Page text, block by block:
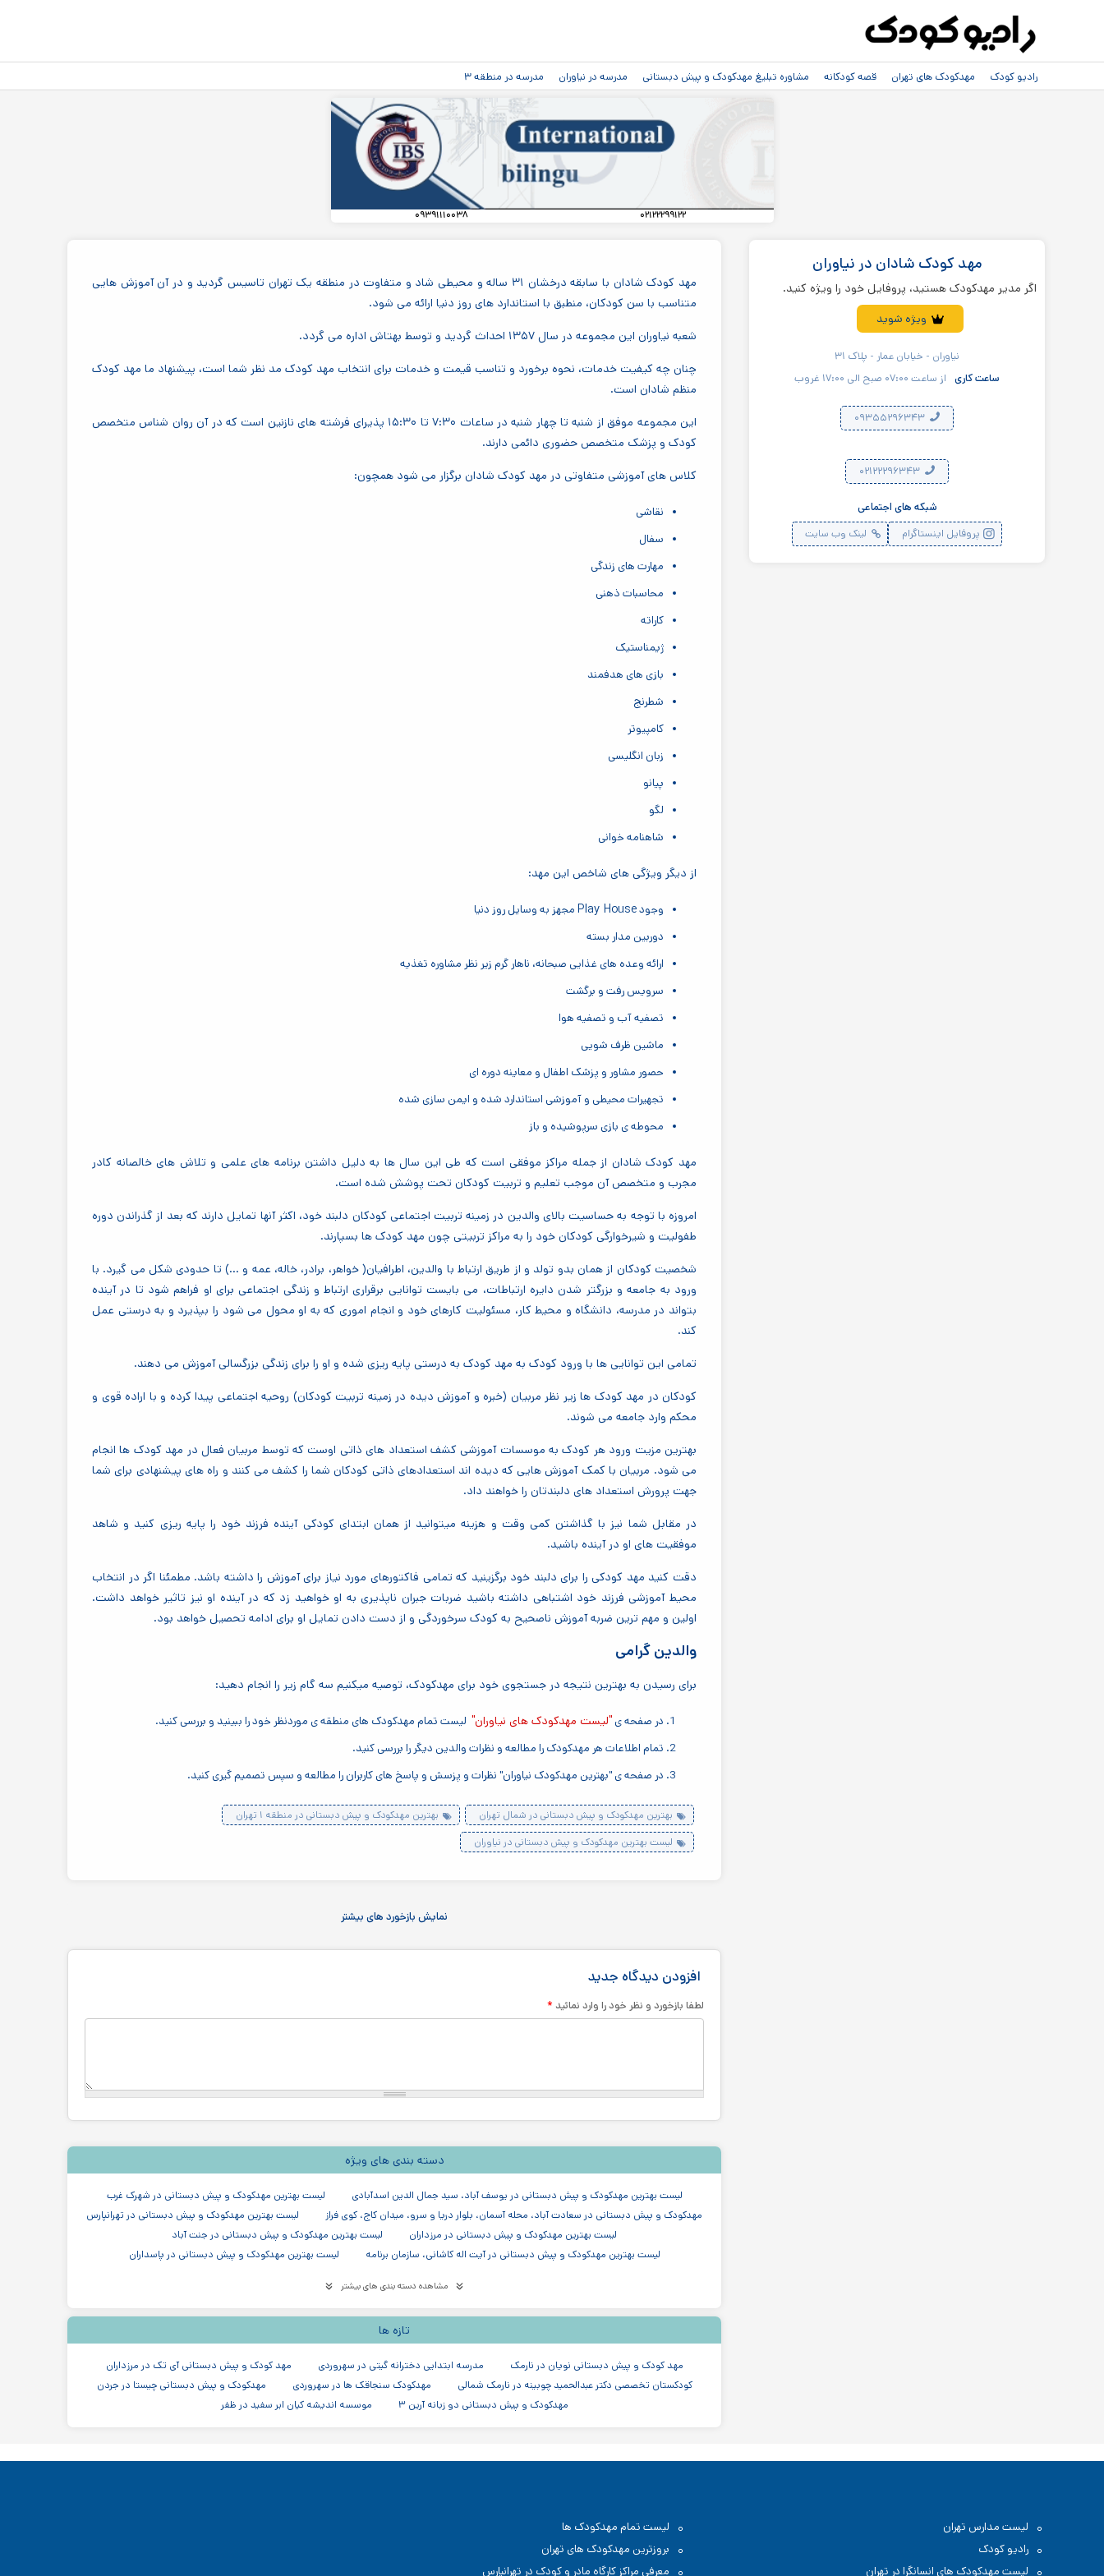
رادیو کودک مهدکودک های تهران قصه کودکانه مشاوره تبلیغ مهدکودک و پیش دبستانی مدرسه در نیاوران مدرسه در منطقه ۳
۰۲۱۲۲۲۹۹۱۲۲ ۰۹۳۹۱۱۱۰۰۳۸
مهد کودک شادان در نیاوران
اگر مدیر مهدکودک هستید، پروفایل خود را ویژه کنید.
ویژه شوید
نیاوران - خیابان عمار - پلاک ۳۱
ساعت کاری
از ساعت ۰۷:۰۰ صبح الی ۱۷:۰۰ غروب
شبکه های اجتماعی
پروفایل اینستاگرام لینک وب سایت
مهد کودک شادان با سابقه درخشان ۳۱ ساله و محیطی شاد و متفاوت در منطقه یک تهران تاسیس گردید و در آن آموزش هایی
متناسب با سن کودکان، منطبق با استاندارد های روز دنیا ارائه می شود.
شعبه نیاوران این مجموعه در سال ۱۳۵۷ احداث گردید و توسط بهتاش اداره می گردد.
چنان چه کیفیت خدمات، نحوه برخورد و تناسب قیمت و خدمات برای انتخاب مهد کودک مد نظر شما است، پیشنهاد ما مهد کودک
منظم شادان است.
این مجموعه موفق از شنبه تا چهار شنبه در ساعات ۷:۳۰ تا ۱۵:۳۰ پذیرای فرشته های نازنین است که در آن روان شناس متخصص
کودک و پزشک متخصص حضوری دائمی دارند.
کلاس های آموزشی متفاوتی در مهد کودک شادان برگزار می شود همچون:
نقاشی
سفال
مهارت های زندگی
محاسبات ذهنی
کاراته
ژیمناستیک
بازی های هدفمند
شطرنج
کامپیوتر
زبان انگلیسی
پیانو
لگو
شاهنامه خوانی
از دیگر ویژگی های شاخص این مهد:
وجودPlay House مجهز به وسایل روز دنیا
دوربین مدار بسته
ارائه وعده های غذایی صبحانه، ناهار گرم زیر نظر مشاوره تغذیه
سرویس رفت و برگشت
تصفیه آب و تصفیه هوا
ماشین ظرف شویی
حصور مشاور و پزشک اطفال و معاینه دوره ای
تجهیرات محیطی و آموزشی استاندارد شده و ایمن سازی شده
محوطه ی بازی سرپوشیده و باز
مهد کودک شادان از جمله مراکز موفقی است که طی این سال ها به دلیل داشتن برنامه های علمی و تلاش های خالصانه کادر
مجرب و متخصص آن موجب تعلیم و تربیت کودکان تحت پوشش شده است.
امروزه با توجه به حساسیت بالای والدین در زمینه تربیت اجتماعی کودکان دلبند خود، اکثر آنها تمایل دارند که بعد از گذراندن دوره
طفولیت و شیرخوارگی کودکان خود را به مراکز تربیتی چون مهد کودک ها بسپارند.
شخصیت کودکان از همان بدو تولد و از طریق ارتباط با والدین، اطرافیان( خواهر، برادر، خاله، عمه و ...) تا حدودی شکل می گیرد. با
ورود به جامعه و بزرگتر شدن دایره ارتباطات، می بایست توانایی برقراری ارتباط و زندگی اجتماعی برای او فراهم شود تا در آینده
بتواند در مدرسه، دانشگاه و محیط کار، مسئولیت کارهای خود و انجام اموری که به او محول می شود را بپذیرد و به درستی عمل
کند.
تمامی این توانایی ها با ورود کودک به مهد کودک به درستی پایه ریزی شده و او را برای زندگی بزرگسالی آموزش می دهند.
کودکان در مهد کودک ها زیر نظر مربیان (خبره و آموزش دیده در زمینه تربیت کودکان) روحیه اجتماعی پیدا کرده و با اراده قوی و
محکم وارد جامعه می شوند.
بهترین مزیت ورود هر کودک به موسسات آموزشی کشف استعداد های ذاتی اوست که توسط مربیان فعال در مهد کودک ها انجام
می شود. مربیان با کمک آموزش هایی که دیده اند استعدادهای ذاتی کودکان شما را کشف می کنند و راه های پیشنهادی برای شما
جهت پرورش استعداد های دلبندتان را خواهند داد.
در مقابل شما نیز با گذاشتن کمی وقت و هزینه میتوانید از همان ابتدای کودکی آینده فرزند خود را پایه ریزی کنید و شاهد
موفقیت های او در آینده باشید.
دقت کنید مهد کودکی را برای دلبند خود برگزینید که تمامی فاکتورهای مورد نیاز برای آموزش را داشته باشد. مطمئنا اگر در انتخاب
محیط آموزشی فرزند خود اشتباهی داشته باشید ضربات جبران ناپذیری به او خواهید زد که در آینده او نیز تاثیر خواهد داشت.
اولین و مهم ترین ضربه آموزش ناصحیح به کودک سرخوردگی و از دست دادن تمایل او برای ادامه تحصیل خواهد بود.
والدین گرامی
برای رسیدن به بهترین نتیجه در جستجوی خود برای مهدکودک، توصیه میکنیم سه گام زیر را انجام دهید:
در صفحه ی "لیست مهدکودک های نیاوران" لیست تمام مهدکودک های منطقه ی موردنظر خود را ببینید و بررسی کنید.
تمام اطلاعات هر مهدکودک را مطالعه و نظرات والدین دیگر را بررسی کنید.
در صفحه ی "بهترین مهدکودک نیاوران" نظرات و پزسش و پاسخ های کاربران را مطالعه و سپس تصمیم گیری کنید.
بهترین مهدکودک و پیش دبستانی در شمال تهران
بهترین مهدکودک و پیش دبستانی در منطقه ۱ تهران
لیست بهترین مهدکودک و پیش دبستانی در نیاوران
نمایش بازخورد های بیشتر
افزودن دیدگاه جدید
لطفا بازخورد و نظر خود را وارد نمائید *
دسته بندی های ویژه
لیست بهترین مهدکودک و پیش دبستانی در یوسف آباد، سید جمال الدین اسدآبادی
لیست بهترین مهدکودک و پیش دبستانی در شهرک غرب
مهدکودک و پیش دبستانی در سعادت آباد، محله آسمان، بلوار دریا و سرو، میدان کاج، کوی فراز
لیست بهترین مهدکودک و پیش دبستانی در تهرانپارس
لیست بهترین مهدکودک و پیش دبستانی در مرزداران
لیست بهترین مهدکودک و پیش دبستانی در جنت آباد
لیست بهترین مهدکودک و پیش دبستانی در آیت اله کاشانی، سازمان برنامه
لیست بهترین مهدکودک و پیش دبستانی در پاسداران
لیست بهترین مهدکودک و پیش دبستانی در نیاوران
لیست بهترین مهدکودک و پیش دبستانی در خیابان دولت در شریعتی
لیست بهترین مهدکودک و پیش دبستانی در شیخ بهایی
لیست بهترین مهدکودک و پیش دبستانی در جردن، بلوار آفریقا، نلسون ماندلا
مدرسه دولتی در پاسداران تهران
مشاهده دسته بندی های بیشتر
تازه ها
مهد کودک و پیش دبستانی نویان در نارمک مدرسه ابتدایی دخترانه گیتی در سهروردی
مهد کودک و پیش دبستانی آی تک در مرزداران
کودکستان تخصصی دکتر عبدالحمید چوبینه در نارمک شمالی
مهدکودک سنجاقک ها در سهروردی
مهدکودک و پیش دبستانی چیستا در جردن
مهدکودک و پیش دبستانی دو زبانه آرین ۳
موسسه اندیشه کیان ابر سفید در ظفر
لیست مدارس تهران
لیست تمام مهدکودک ها
رادیو کودک
بروزترین مهدکودک های تهران
لیست مهدکودک های انسانگرا در تهران
معرفی مراکز کارگاه مادر و کودک در تهرانپارس